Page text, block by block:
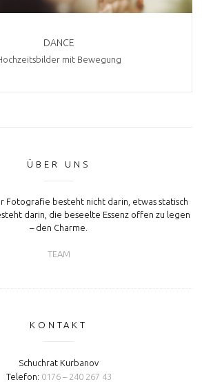
DANCE
mit Bewegung
ÜBER UNS
Fotografie besteht nicht darin, etwas statisch
darin, die beseelte Essenz offen zu legen
– den Charme.
TEAM
KONTAKT
Schuchrat Kurbanov
Telefon: 0176 – 240 267 43